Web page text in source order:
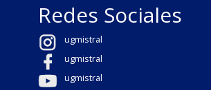
Redes Sociales
ugmistral
ugmistral
ugmistral